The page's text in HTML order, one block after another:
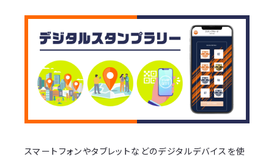
スマートフォンやタブレットなどのデジタルデバイスを使